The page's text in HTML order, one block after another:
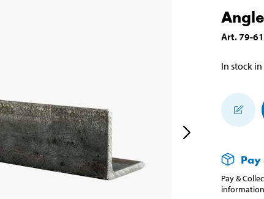
Art.79-
In stock in
Pay
Pay &